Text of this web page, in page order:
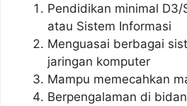
Pendidikan minimal D3/
atau Sistem Informasi
Menguasai berbagai
jaringan komputer
Mampu memecahkan
Berpengalaman di